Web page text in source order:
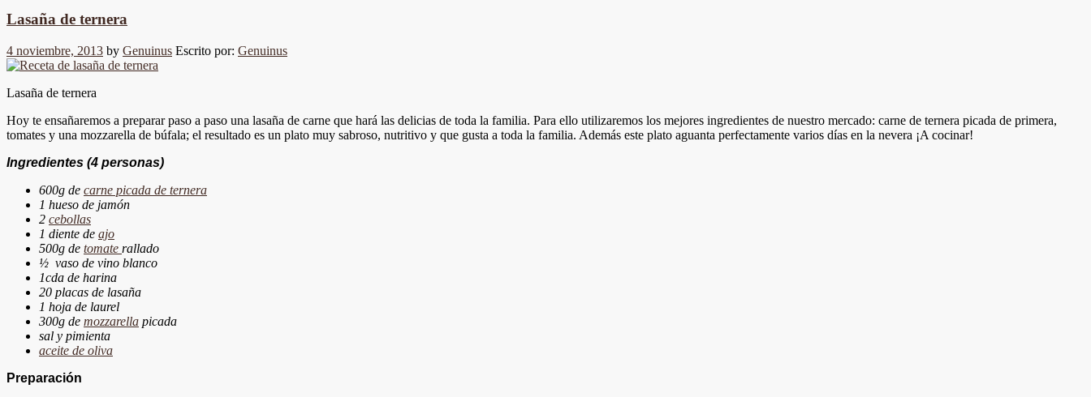
Lasaña de ternera
4 noviembre, 2013 by Genuinus Escrito por: Genuinus
Lasaña de ternera
Hoy te ensañaremos a preparar paso a paso una lasaña de carne que hará las delicias de toda la familia. Para ello utilizaremos los mejores ingredientes de nuestro mercado: carne de ternera picada de primera,
tomates y una mozzarella de búfala; el resultado es un plato muy sabroso, nutritivo y que gusta a toda la familia. Además este plato aguanta perfectamente varios días en la nevera ¡A cocinar!
Ingredientes (4 personas)
600g de carne picada de ternera
1 hueso de jamón
2 cebollas
1 diente de ajo
500g de tomate rallado
½ vaso de vino blanco
1cda de harina
20 placas de lasaña
1 hoja de laurel
300g de mozzarella picada
sal y pimienta
aceite de oliva
Preparación